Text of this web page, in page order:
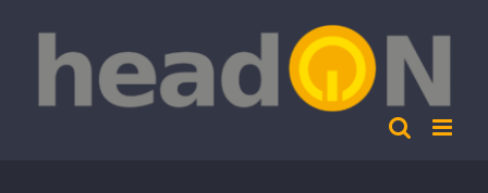
content